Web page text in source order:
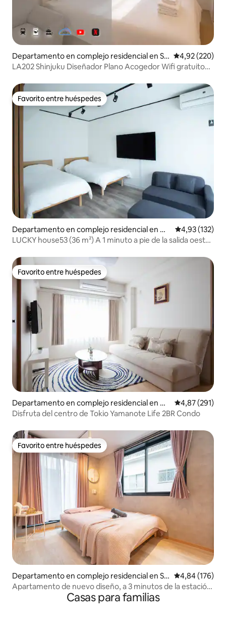
Departamento en complejo residencial en Sh
injuku
Calificación
4,92 (220)
LA202 Shinjuku Diseñador Plano Acogedor Wifi gratuito
Favorito entre huéspedes
Favorito entre huéspedes
Departamento en complejo residencial en Me
guro
Calificación
4,93 (132)
LUCKY house53 (36 m²) A 1 minuto a pie de la salida oeste
Favorito entre huéspedes
Favorito entre huéspedes
Departamento en complejo residencial en Go
tanda
Calificación
4,87 (291)
Disfruta del centro de Tokio Yamanote Life 2BR Condo
Favorito entre huéspedes
Favorito entre huéspedes
Departamento en complejo residencial en Shi
njuku
Calificación
4,84 (176)
Apartamento de nuevo diseño, a 3 minutos de la estación
Casas para familias